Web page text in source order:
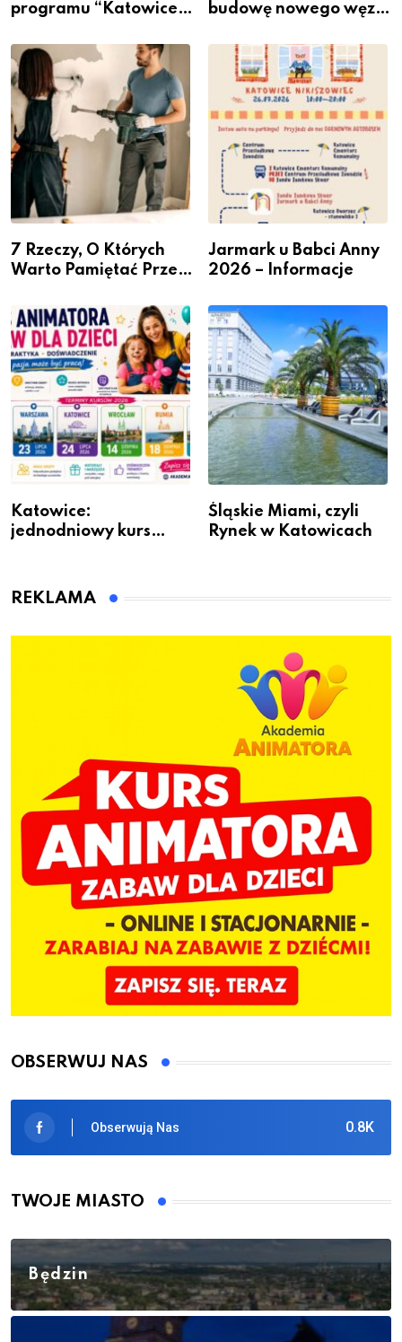
programu “Katowice
– nabór dla
przedsiębiorców
budowę nowego węzła
Podlesiu
7 Rzeczy, O Których
Warto Pamiętać Przed
Jarmark u Babci Anny
2026 – Informacje
Katowice:
jednodniowy kurs
dzieci
Śląskie Miami, czyli
Rynek w Katowicach
REKLAMA
OBSERWUJ NAS
0.8K
Obserwują Nas
TWOJE MIASTO
Będzin